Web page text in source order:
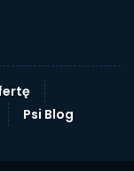
Psi Blog